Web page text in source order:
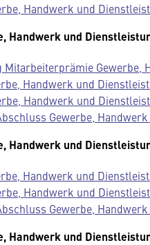
Handwerk und
Handwerk und
Gewerbe,
Handwerk und
Handwerk und
Gewerbe,
Handwerk und
Handwerk und
Handwerk und
Gewerbe,
Handwerk und